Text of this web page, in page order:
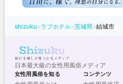
shizuku>ラブホテル>茨城県>結城市
日本最大級の女性用風俗メディア
女性用風俗を知る コンテンツ